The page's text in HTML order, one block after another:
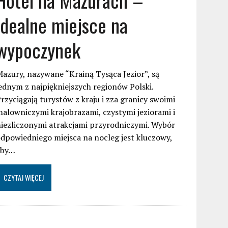
miejsce na
nazywane “Krainą Tysąca Jezior”, są
z najpiękniejszych regionów Polski.
turystów z kraju i zza granicy swoimi
krajobrazami, czystymi jeziorami i
atrakcjami przyrodniczymi. Wybór
miejsca na nocleg jest kluczowy,
CZYTAJ WIĘCEJ